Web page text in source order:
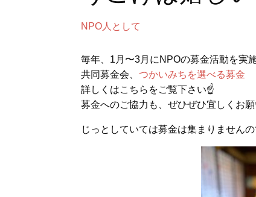
NPO人として
毎年、1月〜3月にNPOの募金活動を実
共同募金会、つかいみちを選べる募金
詳しくはこちらをご覧下さい☝
募金へのご協力も、ぜひぜひ宜しくお願
じっとしていては募金は集まりません